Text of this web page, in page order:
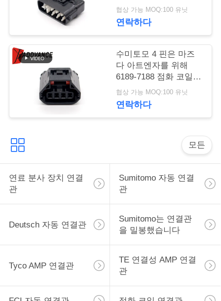
문
을
요
사
이
트
맵
검게하세요
협상 가능 MOQ:100 유닛
연락하다
수미토모 4 핀은 마즈
다 아트엔자를 위해
6189-7188 점화 코일
커넥터를 밀봉했습니다
협상 가능 MOQ:100 유닛
연락하다
모든
연료 분사 장치 연결
관
Sumitomo 자동 연결
관
Deutsch 자동 연결관
Sumitomo는 연결관
을 밀봉했습니다
Tyco AMP 연결관
TE 연결성 AMP 연결
관